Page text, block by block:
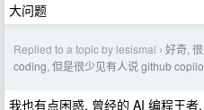
大问题
Replied to a topic by lesismal › 好奇,
coding, 但是很少见有人说 github
我也有点困惑, 曾经的 AI 编程王